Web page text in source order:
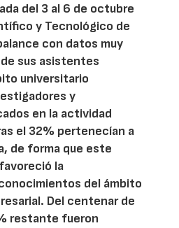
del 3 al 6 de octubre
y Tecnológico de
con datos muy
sus asistentes
universitario
y
en la actividad
el 32% pertenecían a
de forma que este
la
del ámbito
Del centenar de
restante fueron